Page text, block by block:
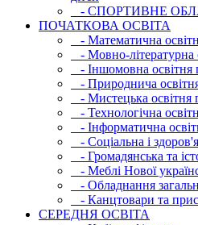
- СПОРТИВНЕ
ПОЧАТКОВА ОСВIТА
- Математична
- Мовно-літературна
- Iншомовна освітня
- Природнича
- Мистецька освітня
- Технологічна
- Інфopматична
- Соціальна і
- Громадянська та
- Меблі Нової
- Обладнання
- Канцтовари та
СЕРЕДНЯ ОСВIТА